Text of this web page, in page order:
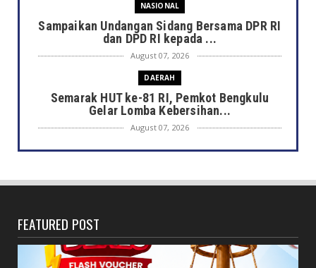
NASIONAL
Sampaikan Undangan Sidang Bersama DPR RI
dan DPD RI kepada ...
August 07, 2026
DAERAH
Semarak HUT ke-81 RI, Pemkot Bengkulu
Gelar Lomba Kebersihan...
August 07, 2026
DAERAH
Jangan Pasang Bende...
Bersama Forkopimda, Walikota – Wawali
Bagikan 5.000 Bendera ...
FEATURED POST